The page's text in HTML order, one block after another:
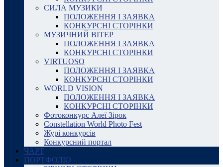
СИЛА МУЗИКИ
ПОЛОЖЕННЯ І ЗАЯВКА
КОНКУРСНІ СТОРІНКИ
МУЗИЧНИЙ ВІТЕР
ПОЛОЖЕННЯ І ЗАЯВКА
КОНКУРСНІ СТОРІНКИ
VIRTUOSO
ПОЛОЖЕННЯ І ЗАЯВКА
КОНКУРСНІ СТОРІНКИ
WORLD VISION
ПОЛОЖЕННЯ І ЗАЯВКА
КОНКУРСНІ СТОРІНКИ
Фотоконкурс Алеї Зірок
Constellation World Photo Fest
Журі конкурсів
Конкурсний портал
ЧАРТ
ПОРТФОЛІО